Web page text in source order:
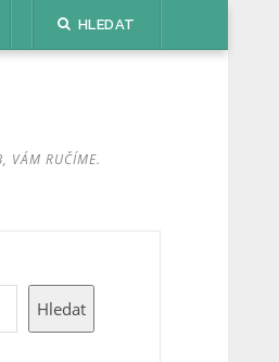
HLEDAT
VÁM RUČÍME.
Hledat